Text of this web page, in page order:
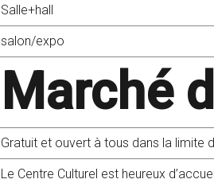
Salle+hall
salon/expo
Marché
Gratuit et ouvert à tous dans la limite
Le Centre Culturel est heureux